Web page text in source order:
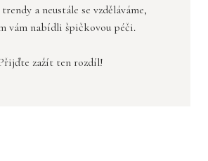
a neustále se vzděláváme,
vám nabídli špičkovou péči.
zažít ten rozdíl!